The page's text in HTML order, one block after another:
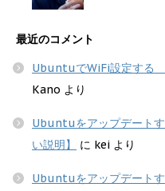
最近のコメント
UbuntuでWiFi設定する
Kano より
Ubuntuをアップデート
い説明】
に kei より
Ubuntuをアップデート